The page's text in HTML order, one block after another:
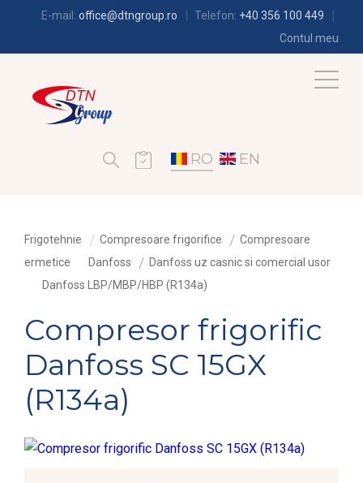
E-mail: office@dtngroup.ro Telefon: +40 356 100 449
Contul meu
RO EN
Frigotehnie Compresoare frigorifice
Compresoare
ermetice
Danfoss
Danfoss uz casnic si comercial usor
Danfoss LBP/MBP/HBP (R134a)
Compresor frigorific
Danfoss SC 15GX
(R134a)